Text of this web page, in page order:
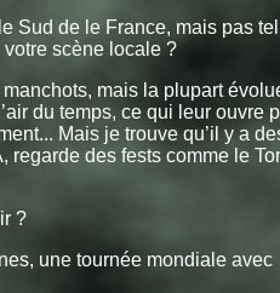
Sud de le France, mais pas
scène locale ?
mais la plupart
du temps, ce qui leur ouvre
Mais je trouve qu’il y a
des fests comme le
?
une tournée mondiale avec